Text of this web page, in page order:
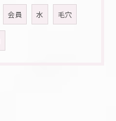
会員 水 毛穴